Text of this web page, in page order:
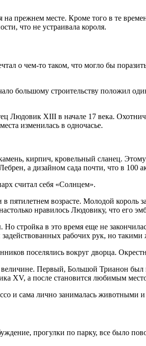
прежнем месте. Кроме того в те
что не устраивала короля.
о чем-то таком, что могло бы
большому строительству положил
Людовик XIII в начале 17 века.
изменилась в одночасье.
кирпич, кровельный сланец.
а дизайном сада почти, что в 100
считал себя «Солнцем».
возрасте. Молодой король
нравилось Людовику, что его
стройка в это время еще не
рабочих рук, но такими
поселялись вокруг дворца.
Первый, Большой Трианон был
XV, а после становится любимым
и сама лично занималась животными
прогулки по парку, все было